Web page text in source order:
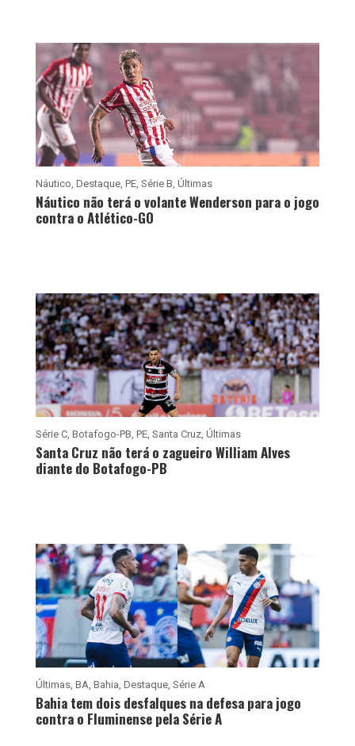
Náutico, Destaque, PE, Série B, Últimas
Náutico não terá o volante Wenderson para o jogo
contra o Atlético-GO
Série C, Botafogo-PB, PE, Santa Cruz, Últimas
Santa Cruz não terá o zagueiro William Alves
diante do Botafogo-PB
Últimas, BA, Bahia, Destaque, Série A
Bahia tem dois desfalques na defesa para jogo
contra o Fluminense pela Série A